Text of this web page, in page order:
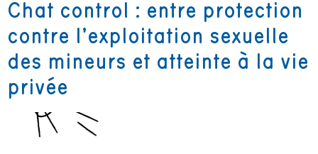
Chat control : entre protection
contre l’exploitation sexuelle
des mineurs et atteinte à la vie
privée